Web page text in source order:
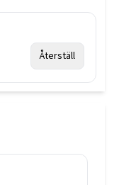
Återställ